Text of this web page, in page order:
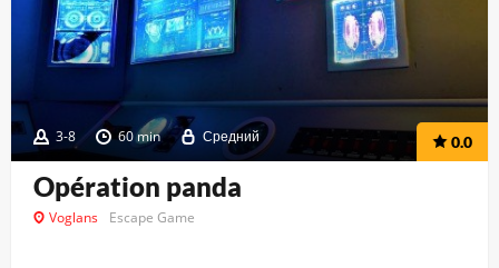
3-8 60 min Средний 0.0
Opération panda
Voglans Escape Game